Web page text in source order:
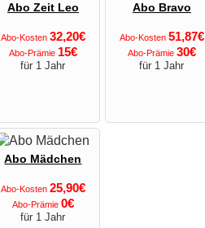
Abo Zeit Leo
Abo-Kosten 32,20€
Abo-Prämie 15€
für 1 Jahr
Abo Bravo
Abo-Kosten 51,87€
Abo-Prämie 30€
für 1 Jahr
Abo Mädchen
Abo-Kosten 25,90€
Abo-Prämie 0€
für 1 Jahr